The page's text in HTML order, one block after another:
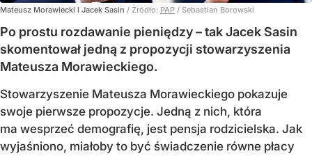
Mateusz Morawiecki i Jacek Sasin / Źródło: PAP / Sebastian Borowski
Po prostu rozdawanie pieniędzy – tak Jacek Sasin
skomentował jedną z propozycji stowarzyszenia
Mateusza Morawieckiego.
Stowarzyszenie Mateusza Morawieckiego pokazuje
swoje pierwsze propozycje. Jedną z nich, która
ma wesprzeć demografię, jest pensja rodzicielska. Jak
wyjaśniono, miałoby to być świadczenie równe płacy